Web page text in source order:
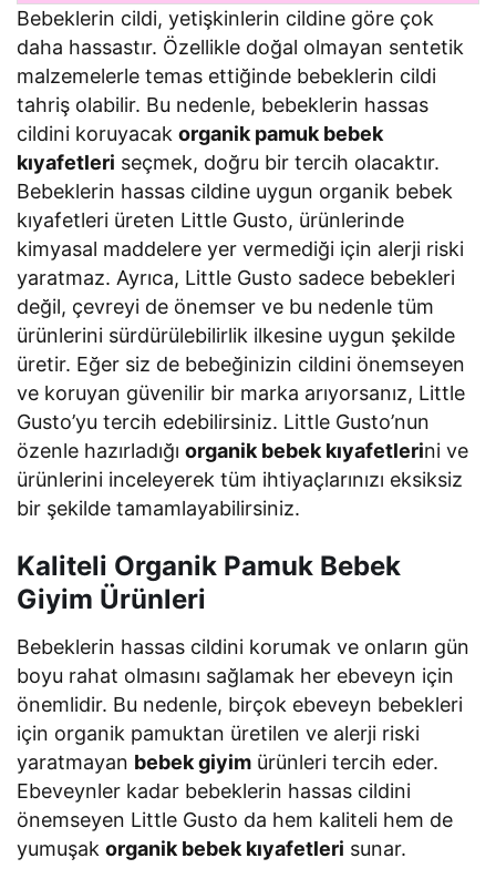
Bebeklerin cildi, yetişkinlerin cildine göre çok
daha hassastır. Özellikle doğal olmayan sentetik
malzemelerle temas ettiğinde bebeklerin cildi
tahriş olabilir. Bu nedenle, bebeklerin hassas
cildini koruyacakorganik pamuk bebek
kıyafetleri seçmek, doğru bir tercih olacaktır.
Bebeklerin hassas cildine uygun organik bebek
kıyafetleri üreten Little Gusto, ürünlerinde
kimyasal maddelere yer vermediği için alerji riski
yaratmaz. Ayrıca, Little Gusto sadece bebekleri
değil, çevreyi de önemser ve bu nedenle tüm
ürünlerini sürdürülebilirlik ilkesine uygun şekilde
üretir. Eğer siz de bebeğinizin cildini önemseyen
ve koruyan güvenilir bir marka arıyorsanız, Little
Gusto’yu tercih edebilirsiniz. Little Gusto’nun
özenle hazırladığıorganik bebek kıyafetlerini ve
ürünlerini inceleyerek tüm ihtiyaçlarınızı eksiksiz
bir şekilde tamamlayabilirsiniz.
Kaliteli Organik Pamuk Bebek
Giyim Ürünleri
Bebeklerin hassas cildini korumak ve onların gün
boyu rahat olmasını sağlamak her ebeveyn için
önemlidir. Bu nedenle, birçok ebeveyn bebekleri
için organik pamuktan üretilen ve alerji riski
yaratmayan bebek giyim ürünleri tercih eder.
Ebeveynler kadar bebeklerin hassas cildini
önemseyen Little Gusto da hem kaliteli hem de
yumuşakorganik bebek kıyafetleri sunar.